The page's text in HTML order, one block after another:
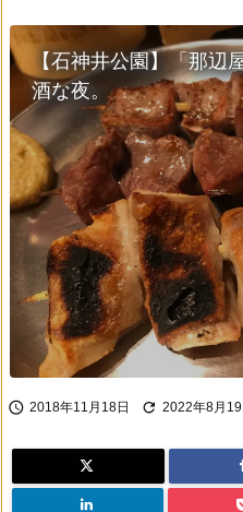
【石神井公園】「那辺
酒な夜。
 2018年11月18日  2022年8月19